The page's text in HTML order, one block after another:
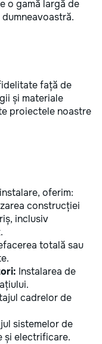
o gamă largă de
față de
și materiale
proiectele noastre
oferim:
construcției
inclusiv
totală sau
Instalarea de
cadrelor de
sistemelor de
și electrificare.